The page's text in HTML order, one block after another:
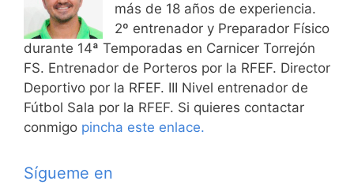
más de 18 años de experiencia.
2º entrenador y Preparador Físico
durante 14ª Temporadas en Carnicer Torrejón
FS. Entrenador de Porteros por la RFEF. Director
Deportivo por la RFEF. III Nivel entrenador de
Fútbol Sala por la RFEF. Si quieres contactar
conmigo pincha este enlace.
Sígueme en